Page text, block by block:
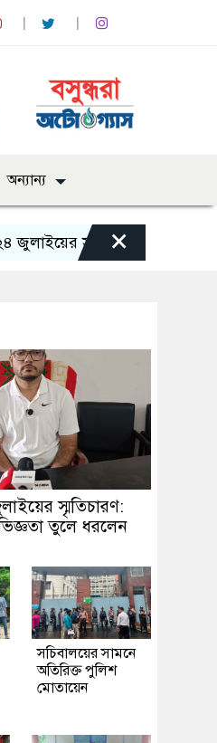
অন্যান্য
স্মৃতিচারণ: গুমের ভয়াবহ
×
স্মৃতিচারণ:
তুলে ধরলেন
সচিবালয়ের সামনে
অতিরিক্ত পুলিশ
মোতায়েন